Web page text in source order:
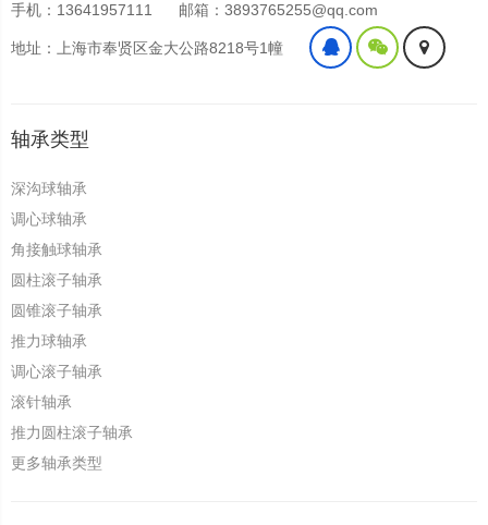
手机：13641957111 邮箱：3893765255@qq.com
地址：上海市奉贤区金大公路8218号1幢
轴承类型
深沟球轴承
调心球轴承
角接触球轴承
圆柱滚子轴承
圆锥滚子轴承
推力球轴承
调心滚子轴承
滚针轴承
推力圆柱滚子轴承
更多轴承类型